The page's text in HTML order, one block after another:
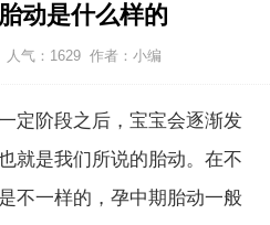
动是什么样的
人气： 1629 作者：小编
定阶段之后，宝宝会逐渐发
就是我们所说的胎动。在不
不一样的，孕中期胎动一般